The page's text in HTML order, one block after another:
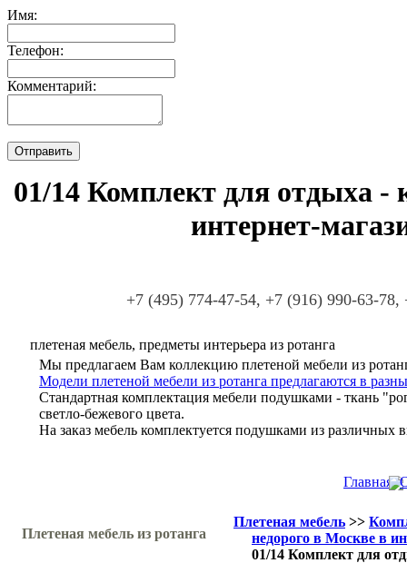
Имя:
Телефон:
Комментарий:
01/14 Комплект для отдыха -
интернет-
+7 (495) 774-47-54, +7 (916) 990-63-78,
плетеная мебель, предметы интерьера из ротанга
Мы предлагаем Вам коллекцию плетеной мебели из
Модели плетеной мебели из ротанга предлагаются в
Стандартная комплектация мебели подушками - ткань
светло-бежевого цвета.
На заказ мебель комплектуется подушками из различных
Главная
Плетеная мебель из ротанга
Плетеная мебель >>
недорого в Москве в
01/14 Комплект для